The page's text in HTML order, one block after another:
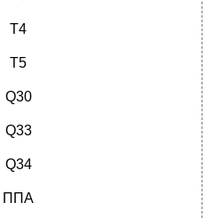
Т4
Т5
Q30
Q33
Q34
ППА